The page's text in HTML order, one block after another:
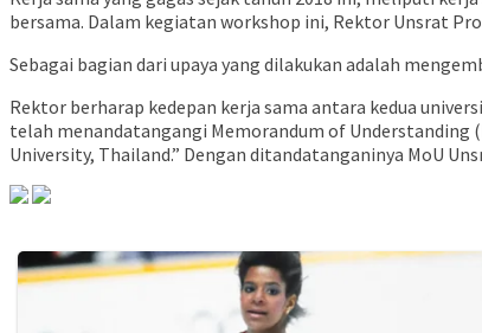
bersama. Dalam kegiatan workshop ini, Rektor Unsrat
Sebagai bagian dari upaya yang dilakukan adalah
Rektor berharap kedepan kerja sama antara kedua
telah menandatangangi Memorandum of Understanding
University, Thailand.” Dengan ditandatanganinya MoU